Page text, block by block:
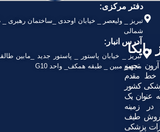
رایکا
تجهیز
خط مقدم
کشور
عنوان یک
در زمینه
فروش طیف
پزشکی
دفتر مرکزی:
شمالی
آدرس انبار:
تبریز _ خیابان پاستور _ پاستور جدید _مابین
مجتمع مبین _ طبقه همکف_ واحد G10